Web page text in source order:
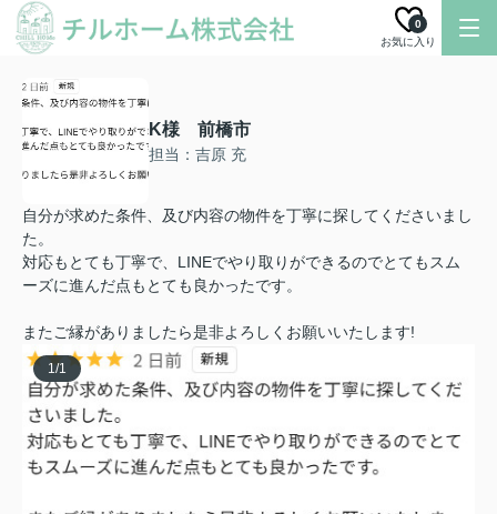
お気に入り
0
K様 前橋市
担当：吉原 充
自分が求めた条件、及び内容の物件を丁寧に探してくださいまし
た。
対応もとても丁寧で、LINEでやり取りができるのでとてもスム
ーズに進んだ点もとても良かったです。
またご縁がありましたら是非よろしくお願いいたします!
1/1